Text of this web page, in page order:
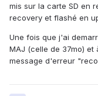
mis sur la carte SD en
recovery et flashé en
Une fois que j'ai
MAJ (celle de 37mo)
message d'erreur